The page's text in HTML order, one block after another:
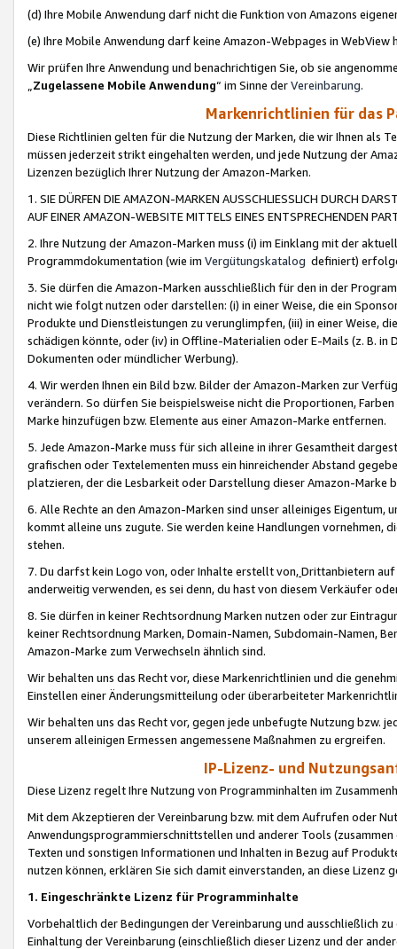
(d) Ihre Mobile Anwendung darf nicht die Funktion von Amazons
(e) Ihre Mobile Anwendung darf keine Amazon-Webpages in WebView
Wir prüfen Ihre Anwendung und benachrichtigen Sie, ob sie
„Zugelassene Mobile Anwendung“ im Sinne derVereinbarung.
Markenrichtlinien für das
Diese Richtlinien gelten für die Nutzung der Marken, die wir Ihnen als
müssen jederzeit strikt eingehalten werden, und jede Nutzung der
Lizenzen bezüglich Ihrer Nutzung der Amazon-Marken.
1. SIE DÜRFEN DIE AMAZON-MARKEN AUSSCHLIESSLICH DURCH
AUF EINER AMAZON-WEBSITE MITTELS EINES ENTSPRECHENDEN
2. Ihre Nutzung der Amazon-Marken muss (i) im Einklang mit der
Programmdokumentation (wie im Vergütungskatalog definiert)
3. Sie dürfen die Amazon-Marken ausschließlich für den in der
nicht wie folgt nutzen oder darstellen: (i) in einer Weise, die ein
Produkte und Dienstleistungen zu verunglimpfen, (iii) in einer Weise,
schädigen könnte, oder (iv) in Offline-Materialien oder E-Mails (z. B. in
Dokumenten oder mündlicher Werbung).
4. Wir werden Ihnen ein Bild bzw. Bilder der Amazon-Marken zur
verändern. So dürfen Sie beispielsweise nicht die Proportionen,
Marke hinzufügen bzw. Elemente aus einer Amazon-Marke entfernen.
5. Jede Amazon-Marke muss für sich alleine in ihrer Gesamtheit
grafischen oder Textelementen muss ein hinreichender Abstand
platzieren, der die Lesbarkeit oder Darstellung dieser Amazon-Marke
6. Alle Rechte an den Amazon-Marken sind unser alleiniges
kommt alleine uns zugute. Sie werden keine Handlungen vornehmen,
stehen.
7. Du darfst kein Logo von, oder Inhalte erstellt von,Drittanbietern auf
anderweitig verwenden, es sei denn, du hast von diesem Verkäufer
8. Sie dürfen in keiner Rechtsordnung Marken nutzen oder zur
keiner Rechtsordnung Marken, Domain-Namen, Subdomain-Namen,
Amazon-Marke zum Verwechseln ähnlich sind.
Wir behalten uns das Recht vor, diese Markenrichtlinien und die
Einstellen einer Änderungsmitteilung oder überarbeiteter
Wir behalten uns das Recht vor, gegen jede unbefugte Nutzung bzw.
unserem alleinigen Ermessen angemessene Maßnahmen zu ergreifen.
IP-Lizenz- und
Diese Lizenz regelt Ihre Nutzung von Programminhalten im
Mit dem Akzeptieren der Vereinbarung bzw. mit dem Aufrufen oder
Anwendungsprogrammierschnittstellen und anderer Tools (zusammen
Texten und sonstigen Informationen und Inhalten in Bezug auf
nutzen können, erklären Sie sich damit einverstanden, an diese Lizenz
1. Eingeschränkte Lizenz für Programminhalte
Vorbehaltlich der Bedingungen der Vereinbarung und ausschließlich
Einhaltung der Vereinbarung (einschließlich dieser Lizenz und der